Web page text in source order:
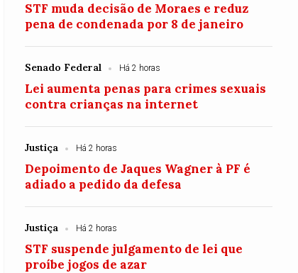
STF muda decisão de Moraes e reduz
pena de condenada por 8 de janeiro
Senado Federal Há 2 horas
Lei aumenta penas para crimes sexuais
contra crianças na internet
Justiça Há 2 horas
Depoimento de Jaques Wagner à PF é
adiado a pedido da defesa
Justiça Há 2 horas
STF suspende julgamento de lei que
proíbe jogos de azar